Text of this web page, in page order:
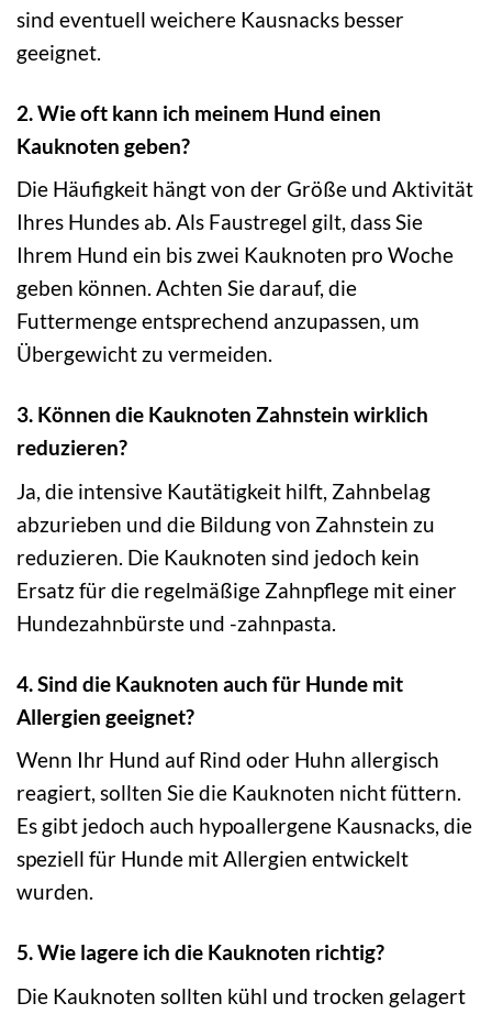
sind eventuell weichere Kausnacks besser
geeignet.
2. Wie oft kann ich meinem Hund einen
Kauknoten geben?
Die Häufigkeit hängt von der Größe und Aktivität
Ihres Hundes ab. Als Faustregel gilt, dass Sie
Ihrem Hund ein bis zwei Kauknoten pro Woche
geben können. Achten Sie darauf, die
Futtermenge entsprechend anzupassen, um
Übergewicht zu vermeiden.
3. Können die Kauknoten Zahnstein wirklich
reduzieren?
Ja, die intensive Kautätigkeit hilft, Zahnbelag
abzurieben und die Bildung von Zahnstein zu
reduzieren. Die Kauknoten sind jedoch kein
Ersatz für die regelmäßige Zahnpflege mit einer
Hundezahnbürste und -zahnpasta.
4. Sind die Kauknoten auch für Hunde mit
Allergien geeignet?
Wenn Ihr Hund auf Rind oder Huhn allergisch
reagiert, sollten Sie die Kauknoten nicht füttern.
Es gibt jedoch auch hypoallergene Kausnacks, die
speziell für Hunde mit Allergien entwickelt
wurden.
5. Wie lagere ich die Kauknoten richtig?
Die Kauknoten sollten kühl und trocken gelagert